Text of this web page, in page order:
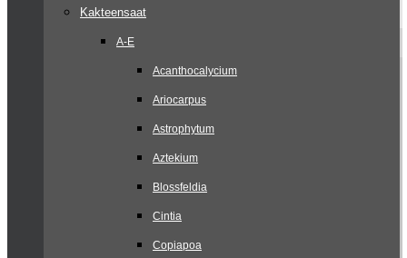
Kakteensaat
A-E
Acanthocalycium
Ariocarpus
Astrophytum
Aztekium
Blossfeldia
Cintia
Copiapoa